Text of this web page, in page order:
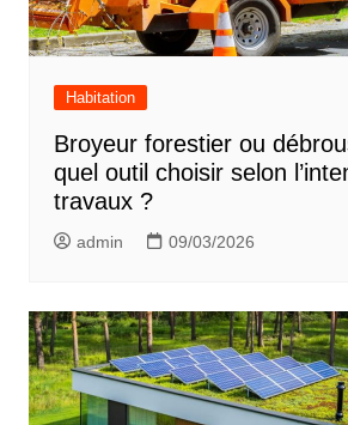
Habitation
Broyeur forestier ou
quel outil choisir selon
travaux ?
admin 09/03/2026